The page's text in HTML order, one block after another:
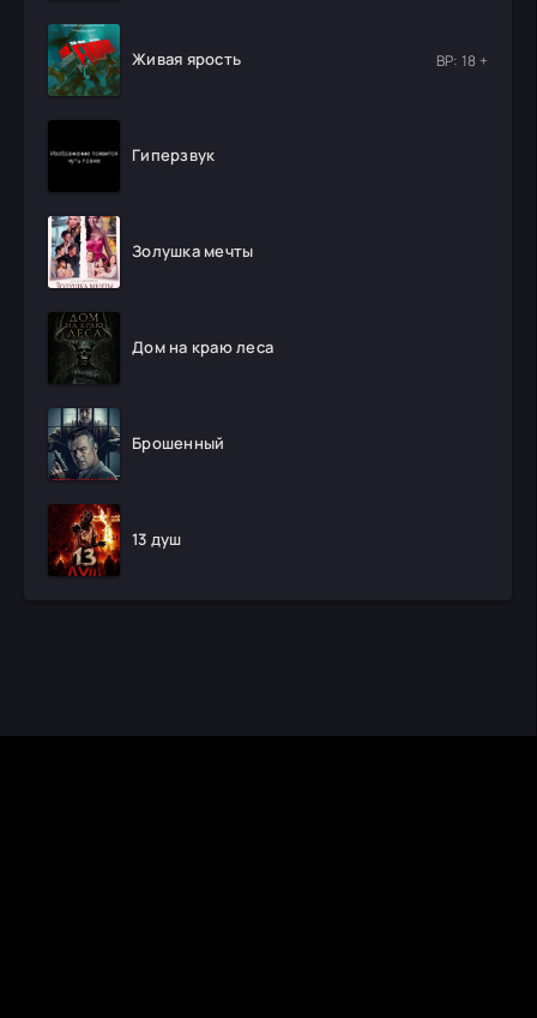
Живая ярость ВР: 18 +
Гиперзвук
Золушка мечты
Дом на краю леса
Брошенный
13 душ